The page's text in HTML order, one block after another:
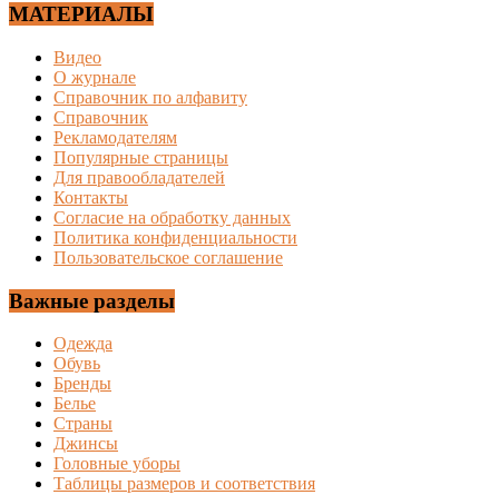
МАТЕРИАЛЫ
Видео
О журнале
Справочник по алфавиту
Справочник
Рекламодателям
Популярные страницы
Для правообладателей
Контакты
Согласие на обработку данных
Политика конфиденциальности
Пользовательское соглашение
Важные разделы
Одежда
Обувь
Бренды
Белье
Страны
Джинсы
Головные уборы
Таблицы размеров и соответствия